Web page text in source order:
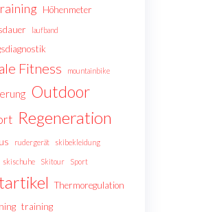
Höhenmeter
laufband
Fitness mountainbike
Outdoor
Regeneration
rudergerät skibekleidung
skischuhe Skitour Sport
Thermoregulation
training